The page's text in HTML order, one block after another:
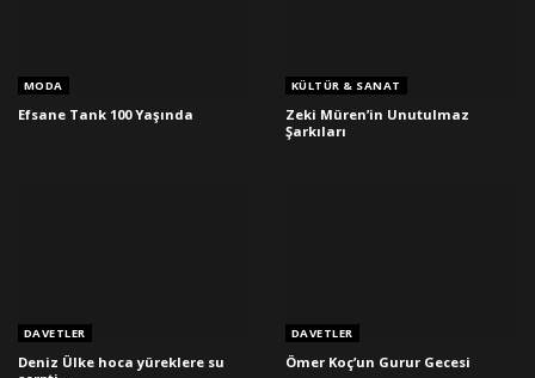
MODA
Efsane Tank 100 Yaşında
KÜLTÜR & SANAT
Zeki Müren’in Unutulmaz
Şarkıları
DAVETLER
Deniz Ülke hoca yüreklere su
DAVETLER
Ömer Koç’un Gurur Gecesi